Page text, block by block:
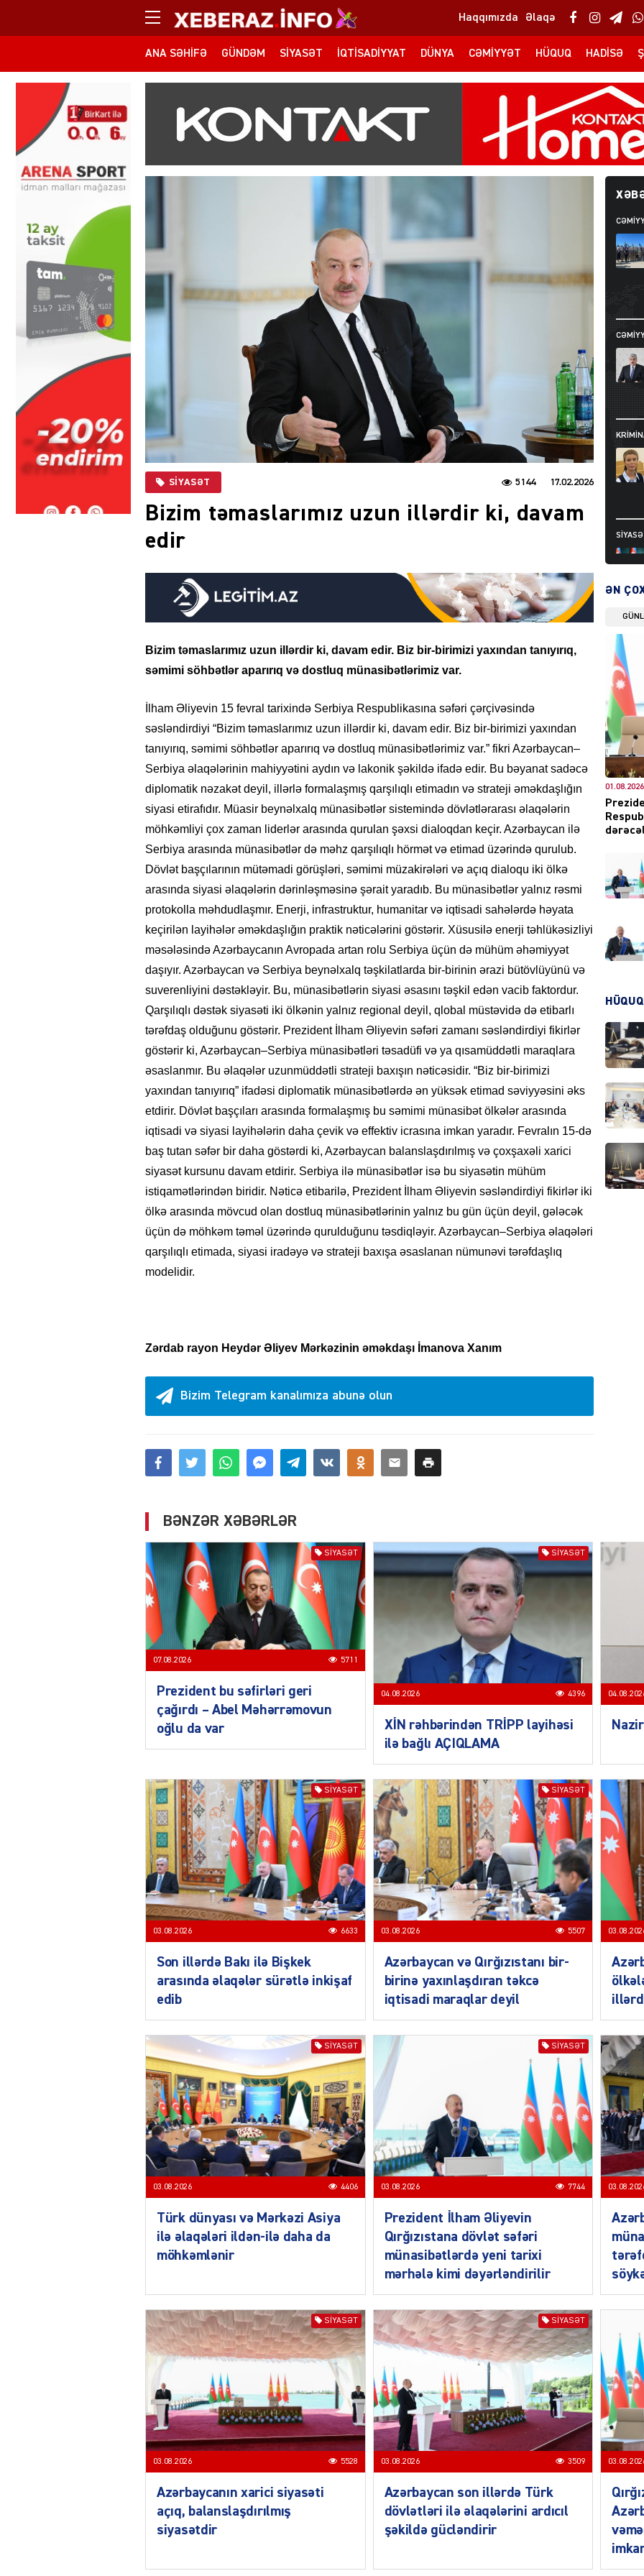
Haqqımızda Əlaqə
ANA SƏHIFƏ GÜNDƏM SIYASƏT İQTISADIYYAT DÜNYA CƏMIYYƏT HÜQUQ HADISƏ
SIYASƏT 17.02.2026
5144
Bizim təmaslarımız uzun illərdir ki, davam
edir
Bizim təmaslarımız uzun illərdir ki, davam edir. Biz bir-birimizi yaxından tanıyırıq,
səmimi söhbətlər aparırıq və dostluq münasibətlərimiz var.
İlham Əliyevin 15 fevral tarixində Serbiya Respublikasına səfəri çərçivəsində
səsləndirdiyi “Bizim təmaslarımız uzun illərdir ki, davam edir. Biz bir-birimizi yaxından
tanıyırıq, səmimi söhbətlər aparırıq və dostluq münasibətlərimiz var.” fikri Azərbaycan–
Serbiya əlaqələrinin mahiyyətini aydın və lakonik şəkildə ifadə edir. Bu bəyanat sadəcə
diplomatik nəzakət deyil, illərlə formalaşmış qarşılıqlı etimadın və strateji əməkdaşlığın
siyasi etirafıdır. Müasir beynəlxalq münasibətlər sistemində dövlətlərarası əlaqələrin
möhkəmliyi çox zaman liderlər arasında qurulan şəxsi dialoqdan keçir. Azərbaycan ilə
Serbiya arasında münasibətlər də məhz qarşılıqlı hörmət və etimad üzərində qurulub.
Dövlət başçılarının mütəmadi görüşləri, səmimi müzakirələri və açıq dialoqu iki ölkə
arasında siyasi əlaqələrin dərinləşməsinə şərait yaradıb. Bu münasibətlər yalnız rəsmi
protokolla məhdudlaşmır. Enerji, infrastruktur, humanitar və iqtisadi sahələrdə həyata
keçirilən layihələr əməkdaşlığın praktik nəticələrini göstərir. Xüsusilə enerji təhlükəsizliyi
məsələsində Azərbaycanın Avropada artan rolu Serbiya üçün də mühüm əhəmiyyət
daşıyır. Azərbaycan və Serbiya beynəlxalq təşkilatlarda bir-birinin ərazi bütövlüyünü və
suverenliyini dəstəkləyir. Bu, münasibətlərin siyasi əsasını təşkil edən vacib faktordur.
Qarşılıqlı dəstək siyasəti iki ölkənin yalnız regional deyil, qlobal müstəvidə də etibarlı
tərəfdaş olduğunu göstərir. Prezident İlham Əliyevin səfəri zamanı səsləndirdiyi fikirlər
göstərir ki, Azərbaycan–Serbiya münasibətləri təsadüfi və ya qısamüddətli maraqlara
əsaslanmır. Bu əlaqələr uzunmüddətli strateji baxışın nəticəsidir. “Biz bir-birimizi
yaxından tanıyırıq” ifadəsi diplomatik münasibətlərdə ən yüksək etimad səviyyəsini əks
etdirir. Dövlət başçıları arasında formalaşmış bu səmimi münasibət ölkələr arasında
iqtisadi və siyasi layihələrin daha çevik və effektiv icrasına imkan yaradır. Fevralın 15-də
baş tutan səfər bir daha göstərdi ki, Azərbaycan balanslaşdırılmış və çoxşaxəli xarici
siyasət kursunu davam etdirir. Serbiya ilə münasibətlər isə bu siyasətin mühüm
istiqamətlərindən biridir. Nəticə etibarilə, Prezident İlham Əliyevin səsləndirdiyi fikirlər iki
ölkə arasında mövcud olan dostluq münasibətlərinin yalnız bu gün üçün deyil, gələcək
üçün də möhkəm təməl üzərində qurulduğunu təsdiqləyir. Azərbaycan–Serbiya əlaqələri
qarşılıqlı etimada, siyasi iradəyə və strateji baxışa əsaslanan nümunəvi tərəfdaşlıq
modelidir.
Zərdab rayon Heydər Əliyev Mərkəzinin əməkdaşı İmanova Xanım
Bizim Telegram kanalımıza abunə olun
DÜNYA
DÜNYA
DÜNYA
DÜNYA
ŞOU-
MANŞET
DÜNYA
ƏN
01.08.2026
HÜQUQ
BƏNZƏR XƏBƏRLƏR
SIYASƏT
07.08.2026 5711
Prezident bu səfirləri geri
çağırdı – Abel Məhərrəmovun
oğlu da var
SIYASƏT
04.08.2026 4396
XİN rəhbərindən TRİPP layihəsi
ilə bağlı AÇIQLAMA
SIYASƏT
03.08.2026 6633
Son illərdə Bakı ilə Bişkek
arasında əlaqələr sürətlə inkişaf
edib
SIYASƏT
03.08.2026 5507
Azərbaycan və Qırğızıstanı bir-
birinə yaxınlaşdıran təkcə
iqtisadi maraqlar deyil
SIYASƏT
03.08.2026 4406
Türk dünyası və Mərkəzi Asiya
ilə əlaqələri ildən-ilə daha da
möhkəmlənir
SIYASƏT
03.08.2026 7744
Prezident İlham Əliyevin
Qırğızıstana dövlət səfəri
münasibətlərdə yeni tarixi
mərhələ kimi dəyərləndirilir
SIYASƏT
03.08.2026 5528
Azərbaycanın xarici siyasəti
açıq, balanslaşdırılmış
siyasətdir
SIYASƏT
03.08.2026 3509
Azərbaycan son illərdə Türk
dövlətləri ilə əlaqələrini ardıcıl
şəkildə gücləndirir